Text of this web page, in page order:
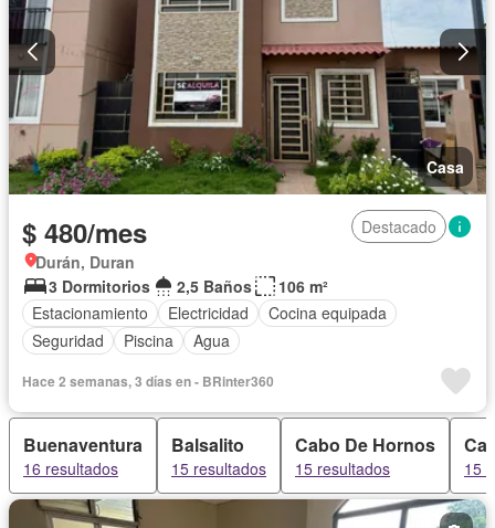
Casa
$ 480/mes
Destacado
Durán, Duran
3 Dormitorios
2,5 Baños
106 m²
Estacionamiento
Electricidad
Cocina equipada
Seguridad
Piscina Agua
Hace 2 semanas, 3 días en - BRinter360
Buenaventura
16 resultados
Balsalito
15 resultados
Cabo De Hornos
15 resultados 15